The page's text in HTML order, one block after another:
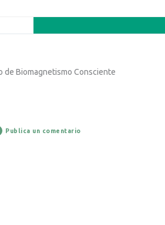
de Biomagnetismo Consciente
Publica un comentario